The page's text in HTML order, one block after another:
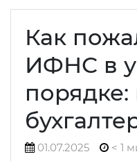
Как
ИФНС в
порядке:
01.07.2025 < 1